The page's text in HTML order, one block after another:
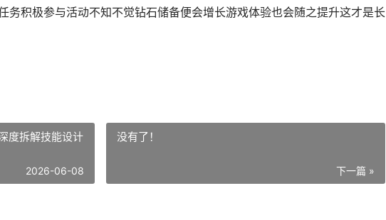
务积极参与活动不知不觉钻石储备便会增长游戏体验也会随之提升这才是长
度拆解技能设计
2026-06-08
没有了！
下一篇 »